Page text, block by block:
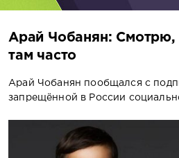
Арай Чобанян: Смотрю,
там часто
Арай Чобанян пообщался с
запрещённой в России